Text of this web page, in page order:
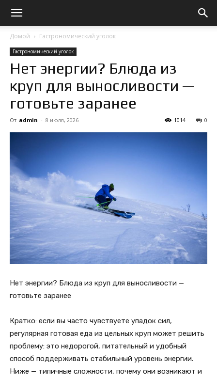
Домой Гастрономический уголок
Гастрономический уголок
Нет энергии? Блюда из
круп для выносливости —
готовьте заранее
От admin - 8 июля, 2026 0
1014
Нет энергии? Блюда из круп для выносливости —
готовьте заранее
Кратко: если вы часто чувствуете упадок сил,
регулярная готовая еда из цельных круп может решить
проблему: это недорогой, питательный и удобный
способ поддерживать стабильный уровень энергии.
Ниже — типичные сложности, почему они возникают и